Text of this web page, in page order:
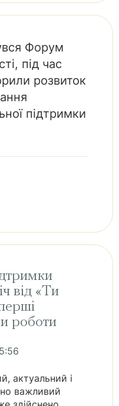
Форум
під час
розвиток
підтримки
від «Ти
роботи
актуальний і
важливий